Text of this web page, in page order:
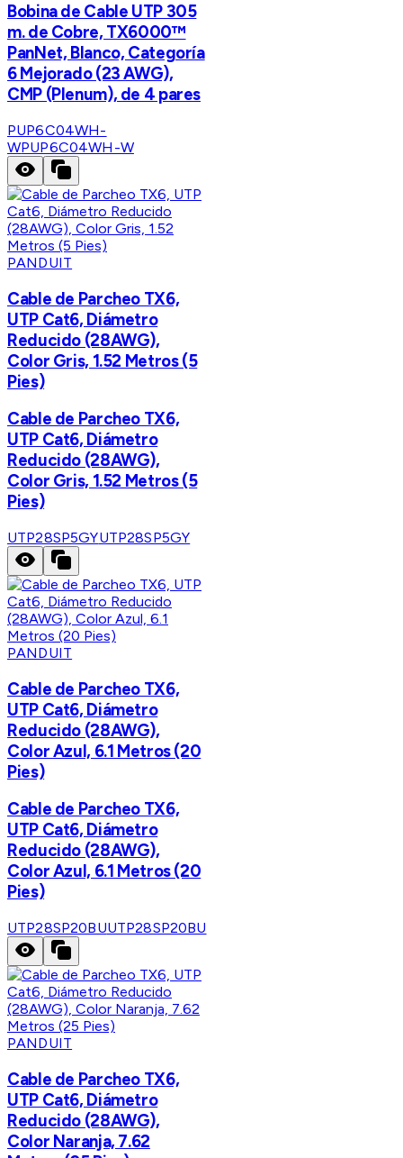
Bobina de Cable UTP 305
m. de Cobre, TX6000™
PanNet, Blanco, Categoría
6 Mejorado (23 AWG),
CMP (Plenum), de 4 pares
PUP6C04WH-
WPUP6C04WH-W
PANDUIT
Cable de Parcheo TX6,
UTP Cat6, Diámetro
Reducido (28AWG),
Color Gris, 1.52 Metros (5
Pies)
Cable de Parcheo TX6,
UTP Cat6, Diámetro
Reducido (28AWG),
Color Gris, 1.52 Metros (5
Pies)
UTP28SP5GYUTP28SP5GY
PANDUIT
Cable de Parcheo TX6,
UTP Cat6, Diámetro
Reducido (28AWG),
Color Azul, 6.1 Metros (20
Pies)
Cable de Parcheo TX6,
UTP Cat6, Diámetro
Reducido (28AWG),
Color Azul, 6.1 Metros (20
Pies)
UTP28SP20BUUTP28SP20BU
PANDUIT
Cable de Parcheo TX6,
UTP Cat6, Diámetro
Reducido (28AWG),
Color Naranja, 7.62